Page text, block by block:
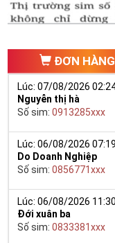
ĐƠN
Lúc: 07/08/2026
Nguyễn thị hà
Số sim:0913285xxx
Lúc: 06/08/2026 07:19
Do Doanh Nghiệp
Số sim:0856771xxx
Lúc: 06/08/2026 11:30
Đới xuân ba
Số sim:0833381xxx